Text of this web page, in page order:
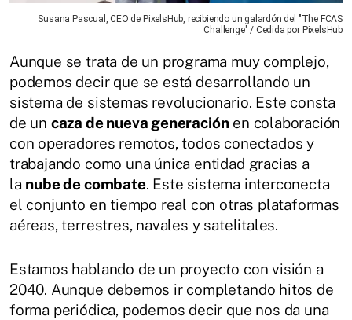
Susana Pascual, CEO de PixelsHub, recibiendo un galardón del "The FCAS
Challenge" / Cedida por PixelsHub
Aunque se trata de un programa muy complejo,
podemos decir que se está desarrollando un
sistema de sistemas revolucionario. Este consta
de un caza de nueva generaciónen colaboración
con operadores remotos, todos conectados y
trabajando como una única entidad gracias a
la nube de combate. Este sistema interconecta
el conjunto en tiempo real con otras plataformas
aéreas, terrestres, navales y satelitales.
Estamos hablando de un proyecto con visión a
2040. Aunque debemos ir completando hitos de
forma periódica, podemos decir que nos da una